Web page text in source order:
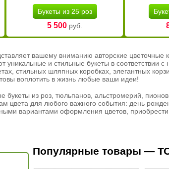
Букеты из 25 роз
5 500 руб.
вашему вниманию авторские цветочные
уникальные и стильные букеты в
стильных шляпных коробках, элегантных
воплотить в жизнь любые ваши идеи!
букеты из роз, тюльпанов, альстромерий,
цвета для любого важного события: день
вариантами оформления цветов,
Популярные товары —